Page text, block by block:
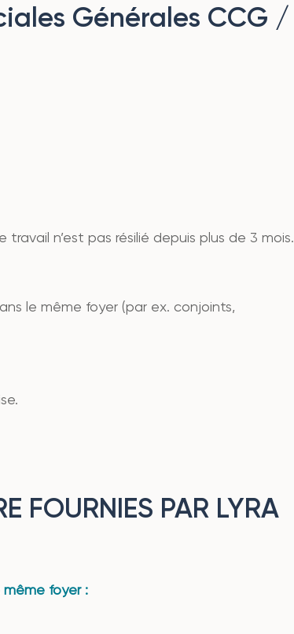
Générales CCG /
n’est pas résilié depuis plus de 3 mois.
le même foyer (par ex. conjoints,
FOURNIES PAR LYRA
foyer :